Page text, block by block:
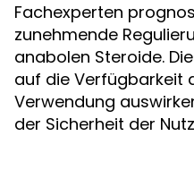
Fachexperten
zunehmende
anabolen Steroide.
auf die Verfügbarkeit
Verwendung
der Sicherheit der